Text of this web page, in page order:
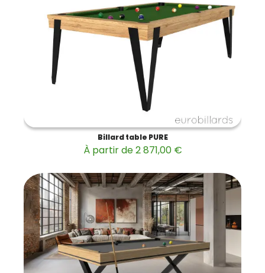
Billard table PURE
À partir de 2 871,00 €